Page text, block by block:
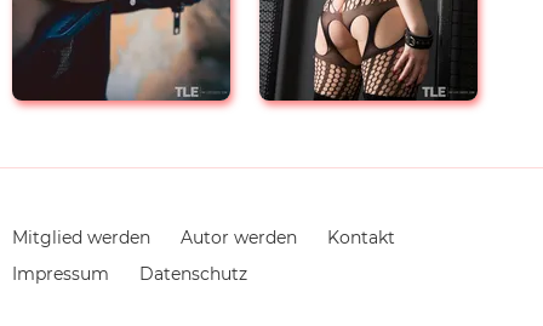
Navigation
überspringen
Mitglied werden Autor werden
Kontakt
Impressum
Datenschutz